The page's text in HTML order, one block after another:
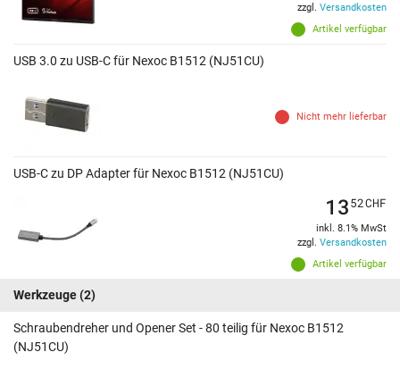
Artikel verfügbar
zzgl. Versandkosten
USB 3.0 zu USB-C für Nexoc B1512 (NJ51CU)
Nicht mehr lieferbar
USB-C zu DP Adapter für Nexoc B1512 (NJ51CU)
Artikel verfügbar
1352CHF
inkl. 8.1% MwSt
zzgl. Versandkosten
Werkzeuge(2)
Schraubendreher und Opener Set - 80 teilig für Nexoc B1512
(NJ51CU)